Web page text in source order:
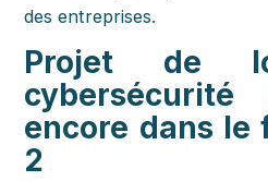
des entreprises.
Projet de
encore dans le
2